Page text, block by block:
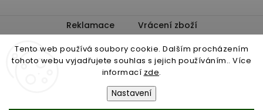
Tento web používá soubory cookie. Dalším procházením
tohoto webu vyjadřujete souhlas s jejich používáním.. Více
informací zde.
Nastavení
Reklamace
Vrácení zboží
Obchodní podmínky
Ochrana osobních údajů